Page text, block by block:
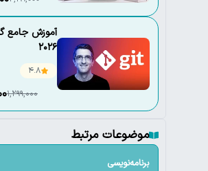
آموزش جامع
2026
4.8
1,299,000
موضوعات مرتبط
برنامه‌نویسی